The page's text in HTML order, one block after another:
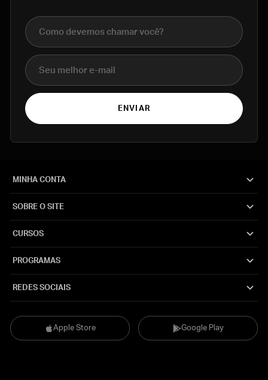
Nome completo
E-mail
ENVIAR
Apple Store Google Play
MINHA CONTA
SOBRE O SITE
CURSOS
PROGRAMAS
REDES SOCIAIS